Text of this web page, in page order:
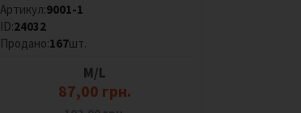
Артикул:9001-1
ID:24032
Продано:167шт.
M/L
87,00 грн.